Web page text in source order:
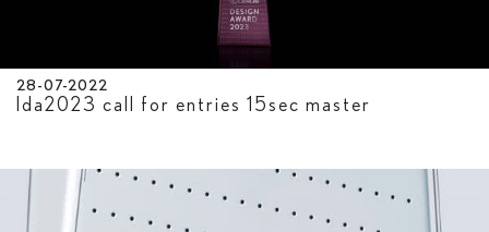
28-07-2022
lda2023 call for entries 15sec master